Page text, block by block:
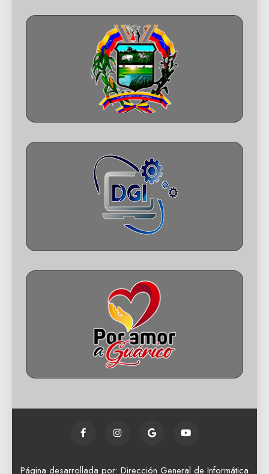
Página desarrollada por: Dirección General de Informática